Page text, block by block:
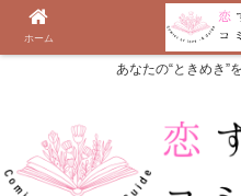
あなたの“ときめき”
ホーム